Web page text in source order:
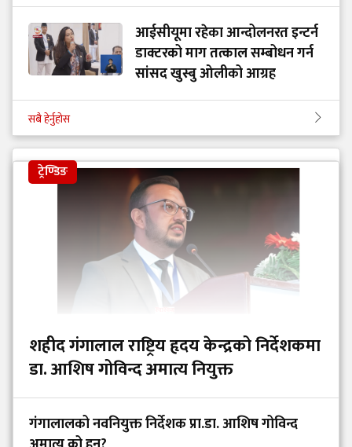
आईसीयूमा रहेका आन्दोलनरत इन्टर्न
डाक्टरको माग तत्काल सम्बोधन गर्न
सांसद खुस्बु ओलीको आग्रह
सबै हेर्नुहोस
ट्रेण्डिङ
शहीद गंगालाल राष्ट्रिय हृदय केन्द्रको निर्देशकमा
डा. आशिष गोविन्द अमात्य नियुक्त
गंगालालको नवनियुक्त निर्देशक प्रा.डा. आशिष गोविन्द